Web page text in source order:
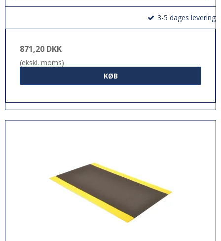
3-5 dages levering
871,20 DKK
(ekskl. moms)
KØB